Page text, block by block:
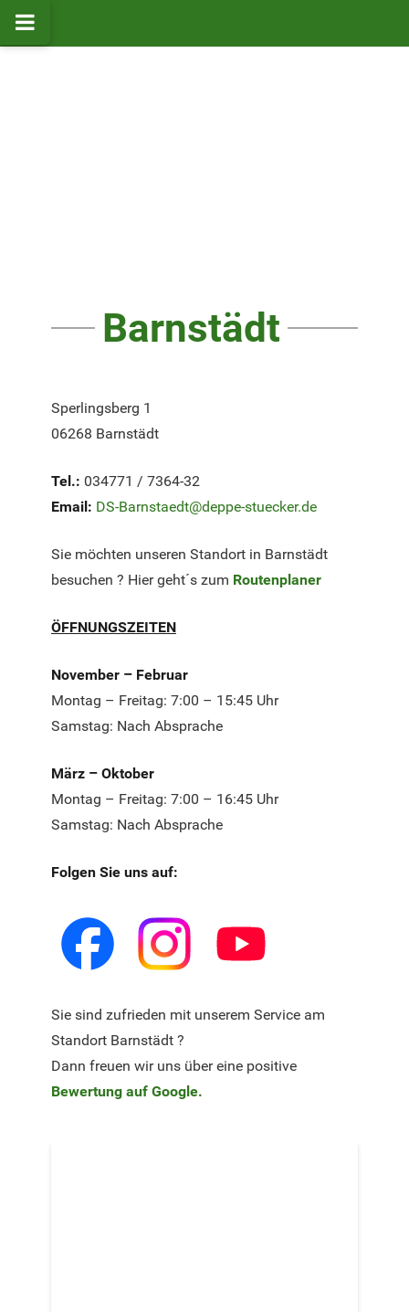
Barnstädt
Sperlingsberg 1
06268 Barnstädt
Tel.: 034771 / 7364-32
Email: DS-Barnstaedt@deppe-stuecker.de
Sie möchten unseren Standort in Barnstädt
besuchen ? Hier geht´s zum Routenplaner
ÖFFNUNGSZEITEN
November – Februar
Montag – Freitag: 7:00 – 15:45 Uhr
Samstag: Nach Absprache
März – Oktober
Montag – Freitag: 7:00 – 16:45 Uhr
Samstag: Nach Absprache
Folgen Sie uns auf:
Sie sind zufrieden mit unserem Service am
Standort Barnstädt ?
Dann freuen wir uns über eine positive
Bewertung auf Google.